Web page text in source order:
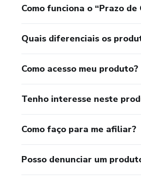
Como funciona o “Prazo de
Quais diferenciais os
Como acesso meu produto?
Tenho interesse neste
Como faço para me afiliar?
Posso denunciar um